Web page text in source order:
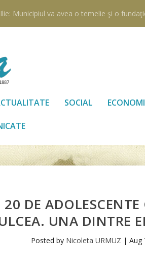
Municipiul va avea o temelie şi o
SOCIAL
20 DE
UNA DINTRE
Posted by Nicoleta URMUZ | Aug